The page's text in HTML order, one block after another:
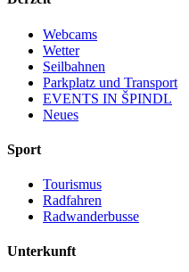
Webcams
Wetter
Seilbahnen
Parkplatz und Transport
EVENTS IN ŠPINDL
Neues
Sport
Tourismus
Radfahren
Radwanderbusse
Unterkunft